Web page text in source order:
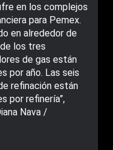
en los complejos
para Pemex.
en alrededor de
los tres
de gas están
por año. Las seis
refinación están
por refinería”,
Nava /